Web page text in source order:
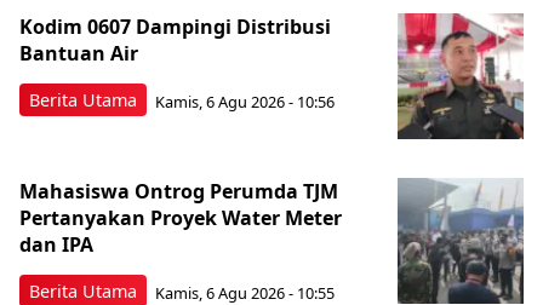
Berita Utama
Kodim 0607 Dampingi Distribusi
Bantuan Air
Kamis, 6 Agu 2026 - 10:56
Berita Utama
Mahasiswa Ontrog Perumda TJM
Pertanyakan Proyek Water Meter
dan IPA
Kamis, 6 Agu 2026 - 10:55